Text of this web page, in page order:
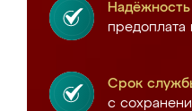
предоплата
Срок
с